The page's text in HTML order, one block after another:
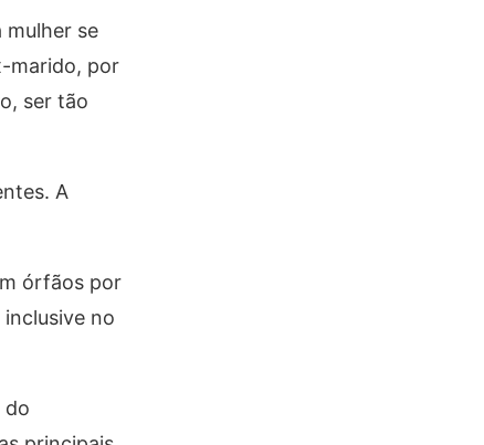
mulher se
marido, por
ser tão
A
órfãos por
no
do